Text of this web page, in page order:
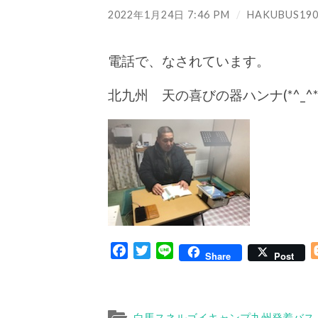
2022年1月24日 7:46 PM /
電話で、なされています。
北九州 天の喜びの器ハンナ
Facebook
TwitterLine Share Post